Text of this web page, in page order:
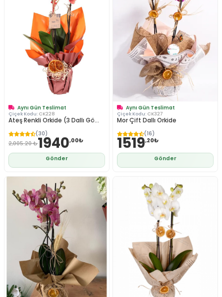
Aynı Gün Teslimat
Çiçek Kodu: CK228
Ateş Renkli Orkide (3 Dallı Gö...
(30)
2,005.20 ₺1940,00₺
Gönder
Aynı Gün Teslimat
Çiçek Kodu: CK327
Mor Çift Dallı Orkide
(16)
1519,20₺
Gönder